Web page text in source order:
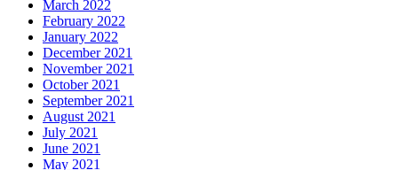
March 2022
February 2022
January 2022
December 2021
November 2021
October 2021
September 2021
August 2021
July 2021
June 2021
May 2021